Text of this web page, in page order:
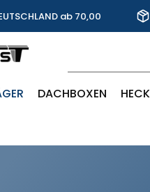
ab 70,00
DACHBOXEN